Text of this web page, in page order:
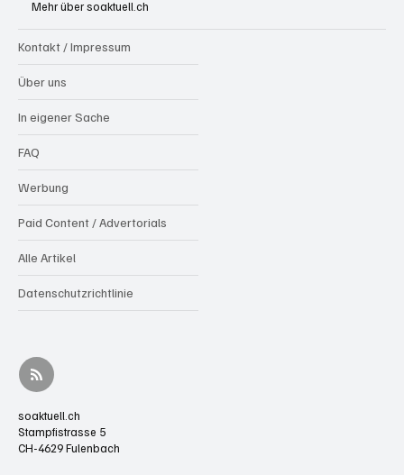
Mehr über soaktuell.ch
Kontakt / Impressum
Über uns
In eigener Sache
FAQ
Werbung
Paid Content / Advertorials
Alle Artikel
Datenschutzrichtlinie
soaktuell.ch
Stampfistrasse 5
CH-4629 Fulenbach